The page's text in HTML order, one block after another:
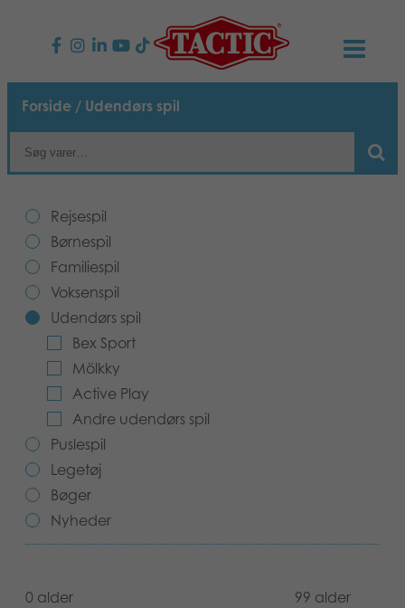
PRODUKTER
Voksenspil
Udendørs spil
Puslespil
Legetøj
Bøger
Applikationer
Arkiverede produkter
NYHEDER
Etisk kodeks
Ansvarlighed
Vores historie
KONTAKTER
Kontakt os
Links
Media
B2B-SHOP
Forside / Udendørs spil
Rejsespil
Børnespil
Familiespil
Voksenspil
Udendørs spil
Bex Sport
Mölkky
Active Play
Andre udendørs spil
Puslespil
Legetøj
Bøger
Nyheder
0 alder 99 alder